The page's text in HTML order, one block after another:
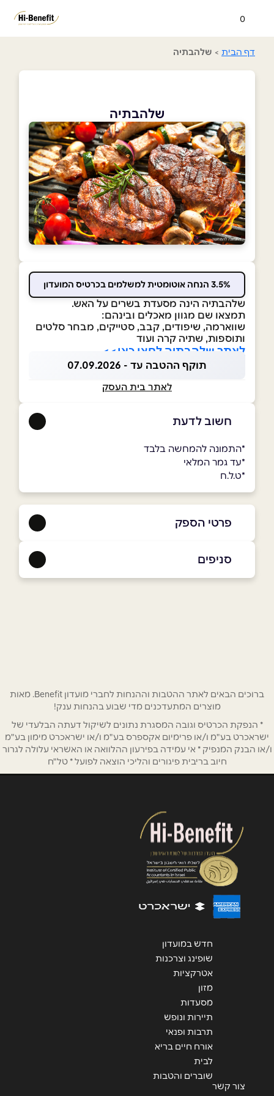
0
דף הבית > שלהבתיה
שלהבתיה
3.5% הנחה אוטומטית למשלמים בכרטיס המועדון
שלהבתיה הינה מסעדת בשרים על האש.
תמצאו שם מגוון מאכלים ובינהם:
שווארמה, שיפודים, קבב, סטייקים, מבחר סלטים
ותוספות, שתיה קרה ועוד
לאתר שלהבתיה לחצו כאן>>
תוקף ההטבה עד - 07.09.2026
לאתר בית העסק
חשוב לדעת
*התמונה להמחשה בלבד
*עד גמר המלאי
*ט.ל.ח
פרטי הספק
באתר
נושא*
שליחה
סניפים
ברוכים הבאים לאתר ההטבות וההנחות לחברי מועדון Benefit. מאות
מוצרים המתעדכנים מדי שבוע בהנחות ענק!
* הנפקת הכרטיס וגובה המסגרת נתונים לשיקול דעתה הבלעדי של
ישראכרט בע"מ ו/או פרימיום אקספרס בע"מ ו/או ישראכרט מימון בע"מ
ו/או הבנק המנפיק * אי עמידה בפירעון ההלוואה או האשראי עלולה לגרור
חיוב בריבית פיגורים והליכי הוצאה לפועל * טל"ח
חדש במועדון
שופינג וצרכנות
אטרקציות
מזון
מסעדות
תיירות ונופש
תרבות ופנאי
אורח חיים בריא
לבית
שוברים והטבות
צור קשר